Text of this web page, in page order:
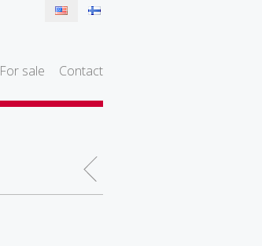
For sale Contact